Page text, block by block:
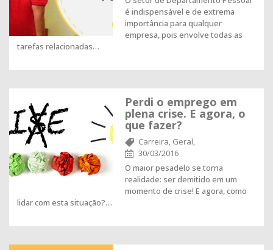
é indispensável e de extrema
importância para qualquer
empresa, pois envolve todas as
tarefas relacionadas…
Perdi o emprego em
plena crise. E agora, o
que fazer?
Carreira, Geral,
30/03/2016
O maior pesadelo se torna
realidade: ser demitido em um
momento de crise! E agora, como
lidar com esta situação?…